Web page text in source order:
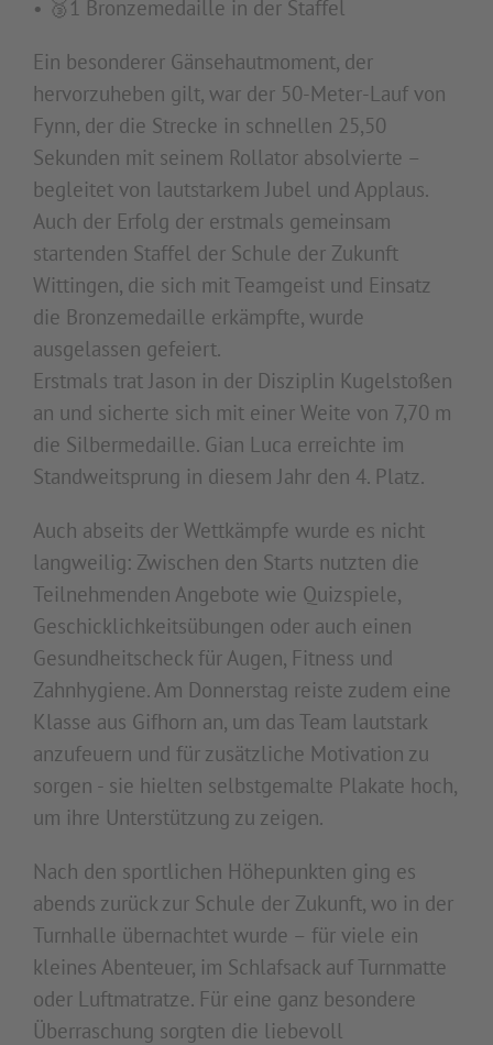
• 🥉1 Bronzemedaille in der Staffel
Ein besonderer Gänsehautmoment, der
hervorzuheben gilt, war der 50-Meter-Lauf von
Fynn, der die Strecke in schnellen 25,50
Sekunden mit seinem Rollator absolvierte –
begleitet von lautstarkem Jubel und Applaus.
Auch der Erfolg der erstmals gemeinsam
startenden Staffel der Schule der Zukunft
Wittingen, die sich mit Teamgeist und Einsatz
die Bronzemedaille erkämpfte, wurde
ausgelassen gefeiert.
Erstmals trat Jason in der Disziplin Kugelstoßen
an und sicherte sich mit einer Weite von 7,70 m
die Silbermedaille. Gian Luca erreichte im
Standweitsprung in diesem Jahr den 4. Platz.
Auch abseits der Wettkämpfe wurde es nicht
langweilig: Zwischen den Starts nutzten die
Teilnehmenden Angebote wie Quizspiele,
Geschicklichkeitsübungen oder auch einen
Gesundheitscheck für Augen, Fitness und
Zahnhygiene. Am Donnerstag reiste zudem eine
Klasse aus Gifhorn an, um das Team lautstark
anzufeuern und für zusätzliche Motivation zu
sorgen - sie hielten selbstgemalte Plakate hoch,
um ihre Unterstützung zu zeigen.
Nach den sportlichen Höhepunkten ging es
abends zurück zur Schule der Zukunft, wo in der
Turnhalle übernachtet wurde – für viele ein
kleines Abenteuer, im Schlafsack auf Turnmatte
oder Luftmatratze. Für eine ganz besondere
Überraschung sorgten die liebevoll